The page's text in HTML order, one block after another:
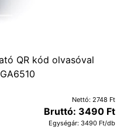
GA6510
Nettó: 2748 Ft
Bruttó: 3490 Ft
Egységár: 3490 Ft/db